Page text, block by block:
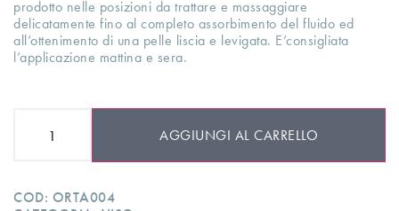
prodotto nelle posizioni da trattare e massaggiare
delicatamente fino al completo assorbimento del fluido ed
all’ottenimento di una pelle liscia e levigata. E’consigliata
l’applicazione mattina e sera.
AGGIUNGI AL CARRELLO
COD: ORTA004